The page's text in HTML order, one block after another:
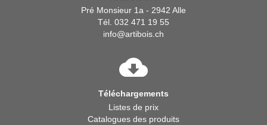
Pré Monsieur 1a - 2942 Alle
Tél. 032 471 19 55
info@artibois.ch
Téléchargements
Listes de prix
Catalogues des produits